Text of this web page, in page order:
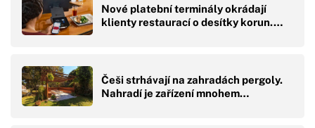
Nové platební terminály okrádají
klienty restaurací o desítky korun.…
Češi strhávají na zahradách pergoly.
Nahradí je zařízení mnohem…